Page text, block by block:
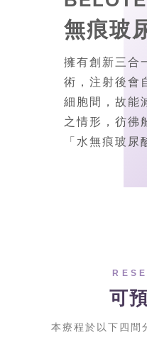
無痕玻
擁有創新三合
術，注射後會
細胞間，故能
之情形，彷彿
「水無痕玻尿
可
本療程於以下四間